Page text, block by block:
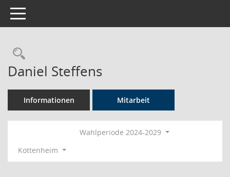
Toggle navigation
Rechercheauswahl
Daniel Steffens
Informationen Mitarbeit
Wahlperiode 2024-2029
Kottenheim